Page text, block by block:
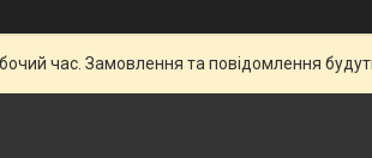
час. Замовлення та повідомлення